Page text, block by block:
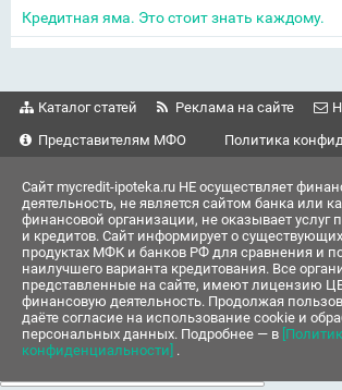
Кредитная яма. Это стоит знать каждому.
Каталог статей Реклама на сайте
Представителям МФО
Политика
Сайт mycredit-ipoteka.ru НЕ осуществляет
деятельность, не является сайтом банка или
финансовой организации, не оказывает услуг
и кредитов. Сайт информирует о
продуктах МФК и банков РФ для сравнения и
наилучшего варианта кредитования. Все
представленные на сайте, имеют лицензию
финансовую деятельность. Продолжая
даёте согласие на использование cookie и
персональных данных. Подробнее — в
конфиденциальности] .